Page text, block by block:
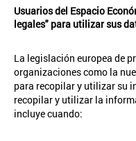
Usuarios del Espacio
legales" para utilizar sus
La legislación europea de
organizaciones como la
para recopilar y utilizar su
recopilar y utilizar la
incluye cuando: